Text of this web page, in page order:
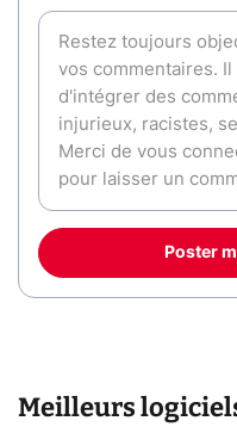
Poster
Meilleurs